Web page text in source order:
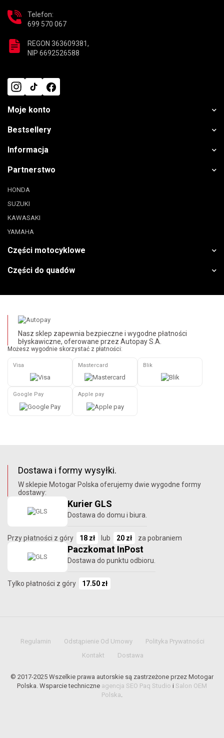
Telefon:
699 570 067
REGON 363609381,
NIP 6692526588
Moje konto
Bestsellery
Informacja
Partnerstwo
HONDA
SUZUKI
KAWASAKI
YAMAHA
Części motocyklowe
Części do quadów
Nasz sklep zapewnia bezpieczne i wygodne płatności
błyskawiczne, oferowane przez Autopay S.A.
Możesz wygodnie skorzystać z płatności:
Visa Mastercard Blik
Google Pay Apple pay
Dostawa i formy wysyłki.
W sklepie Motogar Polska oferujemy dwie wygodne formy
dostawy:
Kurier GLS
Dostawa do domu i biura.
Przy płatności z góry 18 zł lub 20 zł za pobraniem
Paczkomat InPost
Dostawa do punktu odbioru.
Tylko płatności z góry 17.50 zł
Regulamin Odstąpienie Od Umowy
Polityka Prywatności
Kontakt
Dostawa
© 2017-2025 Wszelkie prawa autorskie są zastrzeżone przez Motogar
Polska. Wsparcie techniczne agencja SEO Paq Studio i Salon OEM
Polska